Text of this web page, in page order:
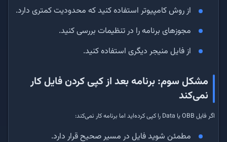
از روش کامپیوتر استفاده کنید که محدودیت کمتری دارد.
مجوزهای برنامه را در تنظیمات بررسی کنید.
از فایل منیجر دیگری استفاده کنید.
مشکل سوم: برنامه بعد از کپی کردن فایل کار
نمی‌کند
اگر فایل OBB یا Data را کپی کرده‌اید اما برنامه کار نمی‌کند:
مطمئن شوید فایل در مسیر صحیح قرار دارد.